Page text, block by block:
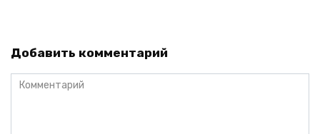
Добавить комментарий
Комментарий